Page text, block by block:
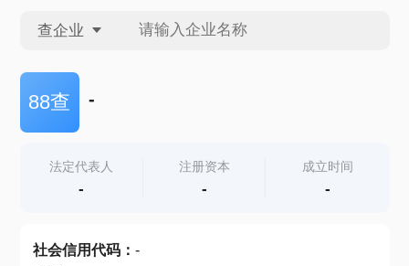
查企业
查企业
查产地
88查 -
法定代表人
-
注册资本
-
成立时间
-
社会信用代码： -